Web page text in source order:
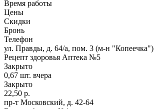
Время работы
Цены
Скидки
Бронь
Телефон
ул. Правды, д. 64/а, пом. 3 (м-н "Копеечка")
Рецепт здоровья Аптека №5
Закрыто
0,67 шт. вчера
Закрыто
22,50 р.
пр-т Московский, д. 42-64